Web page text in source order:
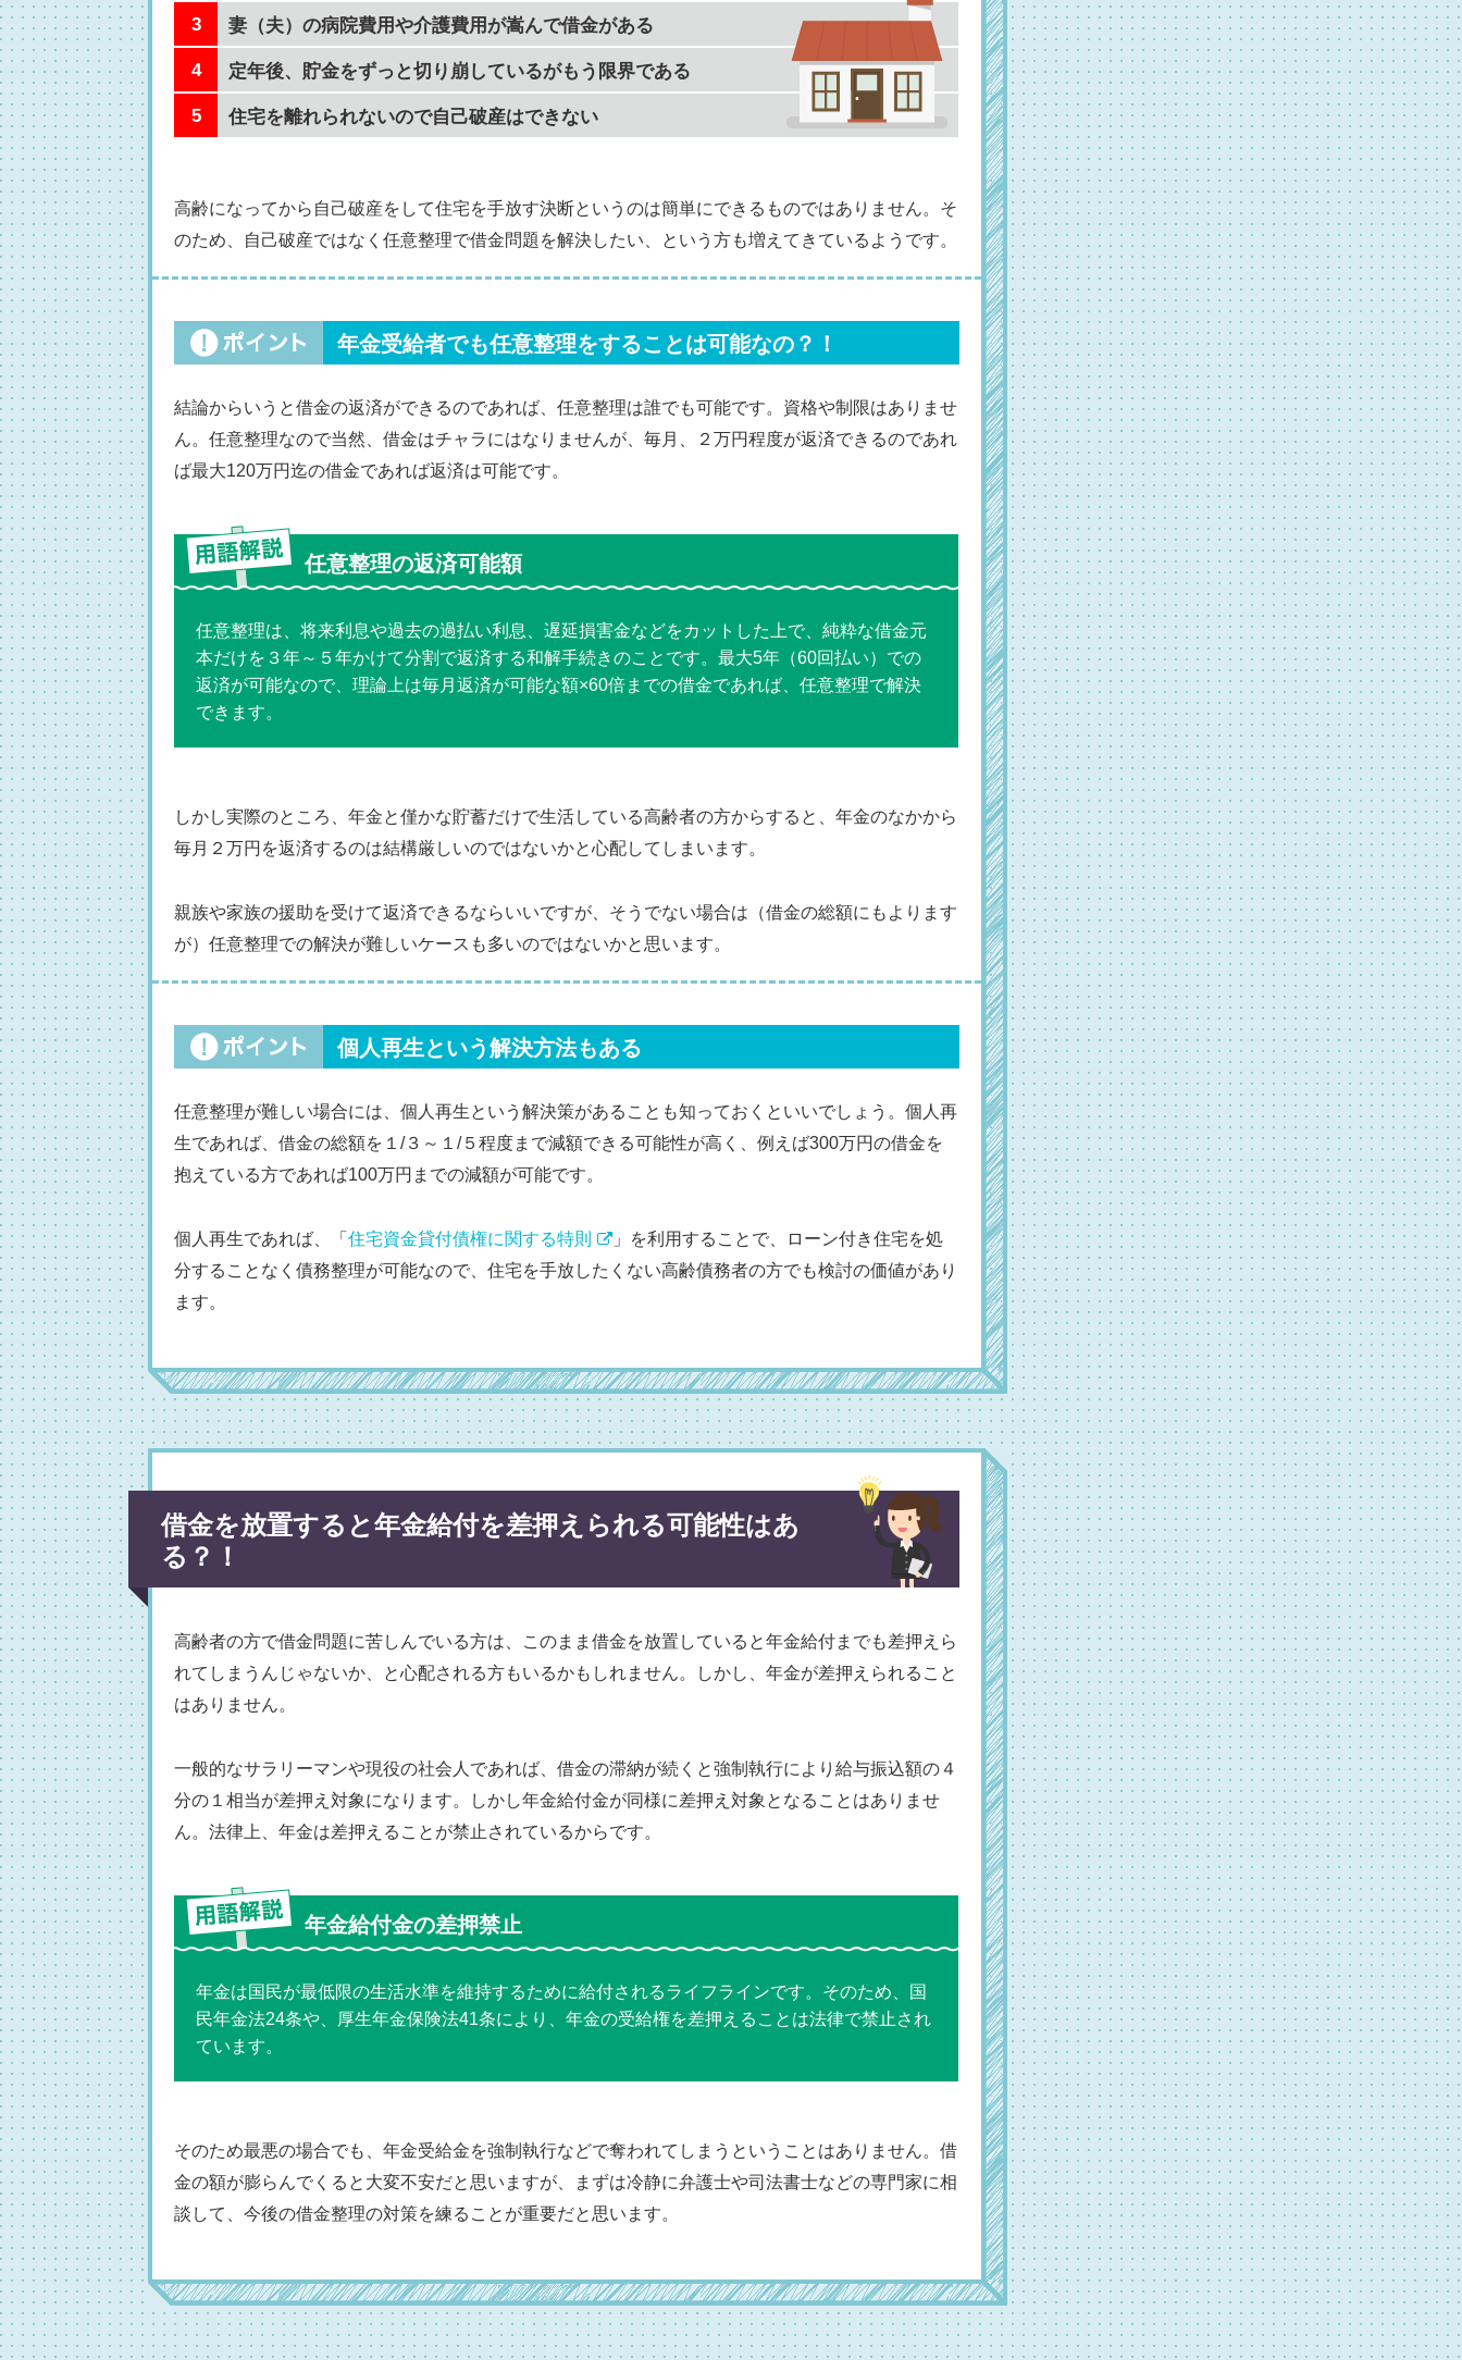
妻（夫）の病院費用や介護費用が嵩んで借金がある
定年後、貯金をずっと切り崩しているがもう限界である
住宅を離れられないので自己破産はできない
高齢になってから自己破産をして住宅を手放す決断というのは簡単にできるものではありません。そ
のため、自己破産ではなく任意整理で借金問題を解決したい、という方も増えてきているようです。
年金受給者でも任意整理をすることは可能なの？！
結論からいうと借金の返済ができるのであれば、任意整理は誰でも可能です。資格や制限はありませ
ん。任意整理なので当然、借金はチャラにはなりませんが、毎月、２万円程度が返済できるのであれ
ば最大120万円迄の借金であれば返済は可能です。
任意整理の返済可能額
任意整理は、将来利息や過去の過払い利息、遅延損害金などをカットした上で、純粋な借金元
本だけを３年～５年かけて分割で返済する和解手続きのことです。最大5年（60回払い）での
返済が可能なので、理論上は毎月返済が可能な額×60倍までの借金であれば、任意整理で解決
できます。
しかし実際のところ、年金と僅かな貯蓄だけで生活している高齢者の方からすると、年金のなかから
毎月２万円を返済するのは結構厳しいのではないかと心配してしまいます。
親族や家族の援助を受けて返済できるならいいですが、そうでない場合は（借金の総額にもよります
が）任意整理での解決が難しいケースも多いのではないかと思います。
個人再生という解決方法もある
任意整理が難しい場合には、個人再生という解決策があることも知っておくといいでしょう。個人再
生であれば、借金の総額を１/３～１/５程度まで減額できる可能性が高く、例えば300万円の借金を
抱えている方であれば100万円までの減額が可能です。
個人再生であれば、「 住宅資金貸付債権に関する特則
」を利用することで、ローン付き住宅を処
分することなく債務整理が可能なので、住宅を手放したくない高齢債務者の方でも検討の価値があり
ます。
借金を放置すると年金給付を差押えられる可能性はあ
る？！
高齢者の方で借金問題に苦しんでいる方は、このまま借金を放置していると年金給付までも差押えら
れてしまうんじゃないか、と心配される方もいるかもしれません。しかし、年金が差押えられること
はありません。
一般的なサラリーマンや現役の社会人であれば、借金の滞納が続くと強制執行により給与振込額の４
分の１相当が差押え対象になります。しかし年金給付金が同様に差押え対象となることはありませ
ん。法律上、年金は差押えることが禁止されているからです。
年金給付金の差押禁止
年金は国民が最低限の生活水準を維持するために給付されるライフラインです。そのため、国
民年金法24条や、厚生年金保険法41条により、年金の受給権を差押えることは法律で禁止され
ています。
そのため最悪の場合でも、年金受給金を強制執行などで奪われてしまうということはありません。借
金の額が膨らんでくると大変不安だと思いますが、まずは冷静に弁護士や司法書士などの専門家に相
談して、今後の借金整理の対策を練ることが重要だと思います。